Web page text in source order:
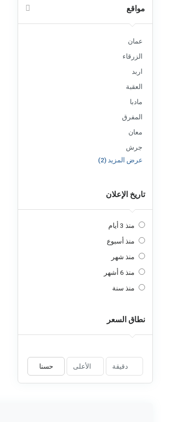
مواقع
عمان
الزرقاء
اربد
العقبة
مادبا
المفرق
معان
جرش
عرض المزيد (2)
تاريخ الإعلان
منذ 3 أيام
منذ أسبوع
منذ شهر
منذ 6 أشهر
منذ سنة
نطاق السعر
حسنا